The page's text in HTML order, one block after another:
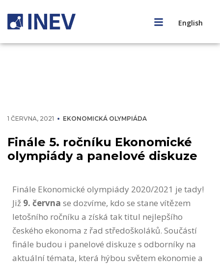
English
1 ČERVNA, 2021 EKONOMICKÁ OLYMPIÁDA
Finále 5. ročníku Ekonomické
olympiády a panelové diskuze
Finále Ekonomické olympiády 2020/2021 je tady!
Již 9. června se dozvíme, kdo se stane vítězem
letošního ročníku a získá tak titul nejlepšího
českého ekonoma z řad středoškoláků. Součástí
finále budou i panelové diskuze s odborníky na
aktuální témata, která hýbou světem ekonomie a